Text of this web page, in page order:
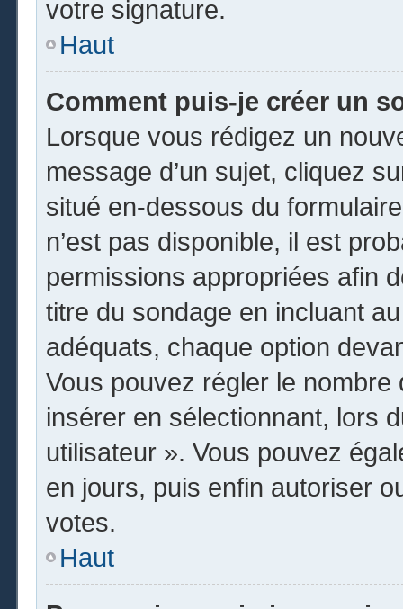
votre signature.
Haut
Comment puis-je créer un
Lorsque vous rédigez un
message d’un sujet, cliquez
situé en-dessous du
n’est pas disponible, il est
permissions appropriées afin
titre du sondage en incluant
adéquats, chaque option
Vous pouvez régler le nombre
insérer en sélectionnant, lors
utilisateur ». Vous pouvez
en jours, puis enfin autoriser
votes.
Haut